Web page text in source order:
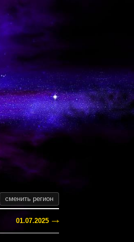
сменить регион
01.07.2025